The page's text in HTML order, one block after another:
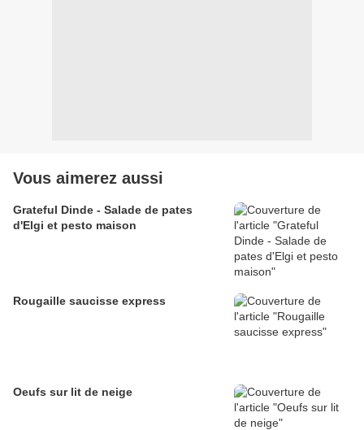
Vous aimerez aussi
Grateful Dinde - Salade de pates
d'Elgi et pesto maison
Rougaille saucisse express
Oeufs sur lit de neige